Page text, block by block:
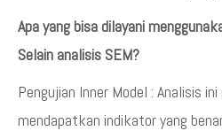
Apa yang bisa dilayani
Selain analisis SEM?
Pengujian Inner Model : Analisis
mendapatkan indikator yang